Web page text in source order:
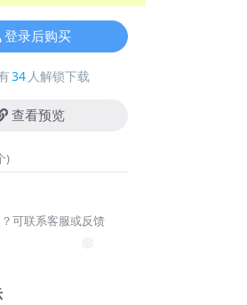
登录后购买
34 人解锁下载
查看预览
)
可联系客服或反馈